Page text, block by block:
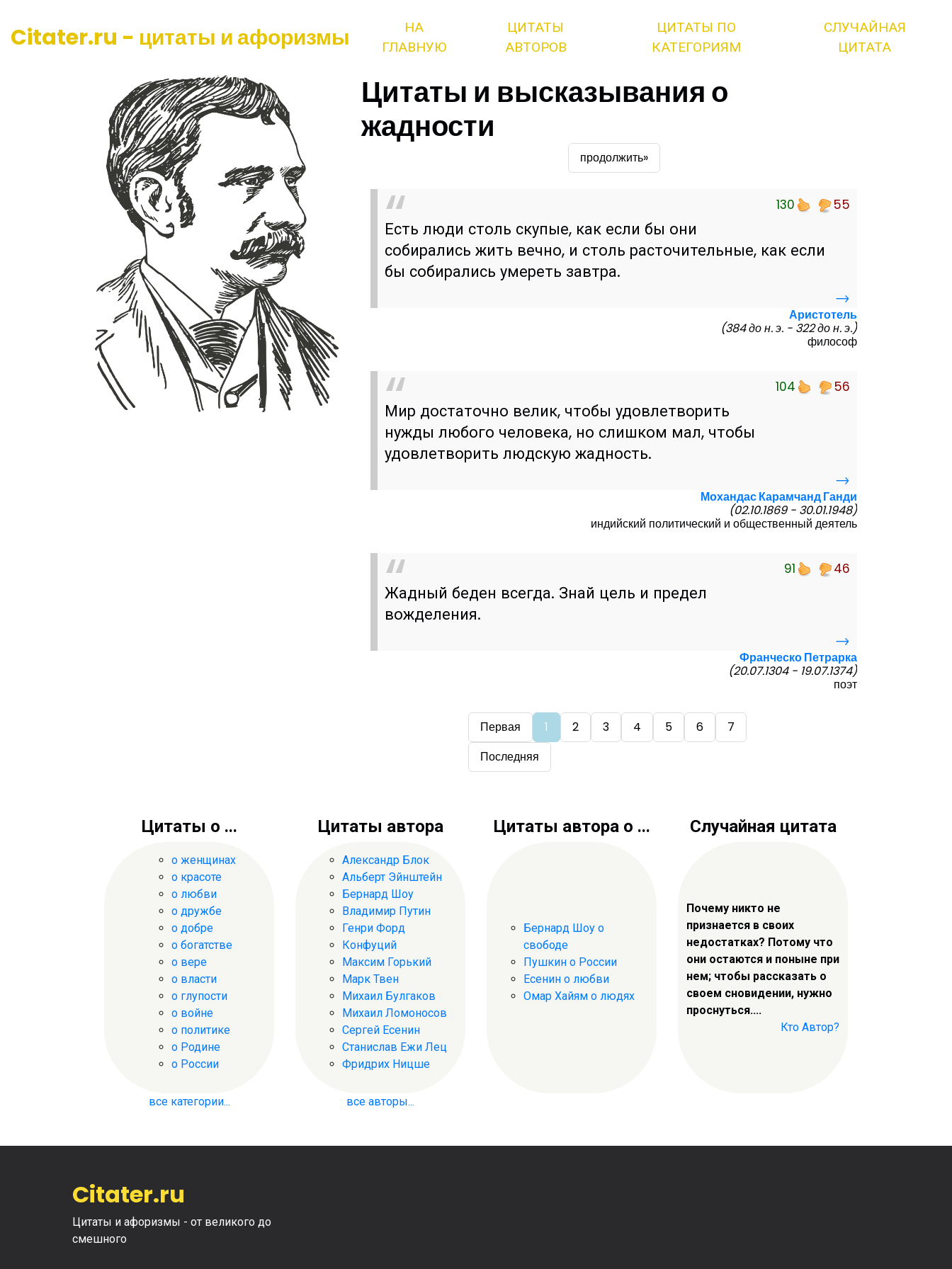
Citater.ru - цитаты и афоризмы
НА
ГЛАВНУЮ
ЦИТАТЫ
АВТОРОВ
ЦИТАТЫ ПО
КАТЕГОРИЯМ
СЛУЧАЙНАЯ
ЦИТАТА
Цитаты и высказывания о
жадности
продолжить»
130 55
Есть люди столь скупые, как если бы они
собирались жить вечно, и столь расточительные, как если
бы собирались умереть завтра.
→
Аристотель
(384 до н. э. - 322 до н. э.)
философ
104 56
Мир достаточно велик, чтобы удовлетворить
нужды любого человека, но слишком мал, чтобы
удовлетворить людскую жадность.
→
Мохандас Карамчанд Ганди
(02.10.1869 - 30.01.1948)
индийский политический и общественный деятель
91 46
Жадный беден всегда. Знай цель и предел
вожделения.
→
Франческо Петрарка
(20.07.1304 - 19.07.1374)
поэт
Первая 1 2 3 4 5 6
7
Последняя
Цитаты о ...
о женщинах
о красоте
о любви
о дружбе
о добре
о богатстве
о вере
о власти
о глупости
о войне
о политике
о Родине
о России
все категории...
Цитаты автора
Александр Блок
Альберт Эйнштейн
Бернард Шоу
Владимир Путин
Генри Форд
Конфуций
Максим Горький
Марк Твен
Михаил Булгаков
Михаил Ломоносов
Сергей Есенин
Станислав Ежи Лец
Фридрих Ницше
все авторы...
Цитаты автора о ...
Бернард Шоу о
свободе
Пушкин о России
Есенин о любви
Омар Хайям о людях
Случайная цитата
Почему никто не
признается в своих
недостатках? Потому что
они остаются и поныне при
нем; чтобы рассказать о
своем сновидении, нужно
проснуться....
Кто Автор?
Citater.ru
Цитаты и афоризмы - от великого до
смешного